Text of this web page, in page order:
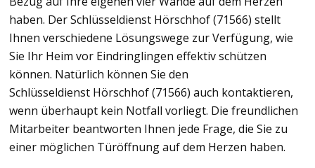
haben. Der Schlüsseldienst Hörschhof (71566) stellt
Ihnen verschiedene Lösungswege zur Verfügung, wie
Sie Ihr Heim vor Eindringlingen effektiv schützen
können. Natürlich können Sie den
Schlüsseldienst Hörschhof (71566) auch kontaktieren,
wenn überhaupt kein Notfall vorliegt. Die freundlichen
Mitarbeiter beantworten Ihnen jede Frage, die Sie zu
einer möglichen Türöffnung auf dem Herzen haben.